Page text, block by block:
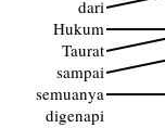
dari
Hukum
Taurat
sampai
semuanya
digenapi